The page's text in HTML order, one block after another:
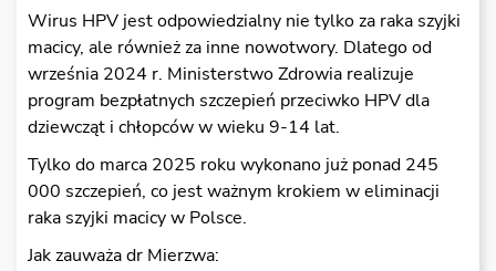
Wirus HPV jest odpowiedzialny nie tylko za raka szyjki
macicy, ale również za inne nowotwory. Dlatego od
września 2024 r. Ministerstwo Zdrowia realizuje
program bezpłatnych szczepień przeciwko HPV dla
dziewcząt i chłopców w wieku 9-14 lat.
Tylko do marca 2025 roku wykonano już ponad 245
000 szczepień, co jest ważnym krokiem w eliminacji
raka szyjki macicy w Polsce.
Jak zauważa dr Mierzwa: